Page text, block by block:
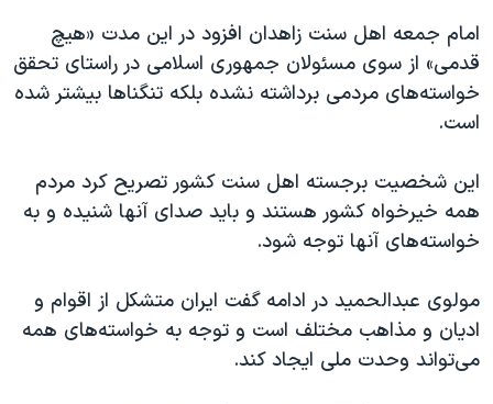
همایش محافظه‌کاران آمریکا «سی‌پک»
صفحه‌های ویژه
سفر پرزیدنت ترامپ به چین
امام جمعه اهل سنت زاهدان افزود در این مدت «هیچ
قدمی» از سوی مسئولان جمهوری اسلامی در راستای تحقق
خواسته‌های مردمی برداشته نشده بلکه تنگناها بیشتر شده
است.
این شخصیت برجسته اهل سنت کشور تصریح کرد مردم
همه خیرخواه کشور هستند و باید صدای آنها شنیده و به
خواسته‌های آنها توجه شود.
مولوی عبدالحمید در ادامه گفت ایران متشکل از اقوام و
ادیان و مذاهب مختلف است و توجه به خواسته‌های همه
می‌تواند وحدت ملی ایجاد کند.